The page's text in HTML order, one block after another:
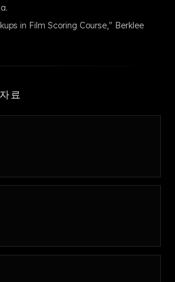
in Film Scoring Course," Berklee
료